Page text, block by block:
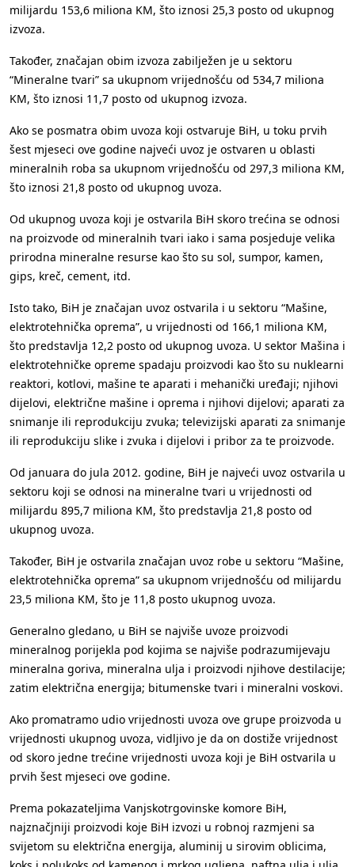
milijardu 153,6 miliona KM, što iznosi 25,3 posto od ukupnog
izvoza.
Također, značajan obim izvoza zabilježen je u sektoru
“Mineralne tvari” sa ukupnom vrijednošću od 534,7 miliona
KM, što iznosi 11,7 posto od ukupnog izvoza.
Ako se posmatra obim uvoza koji ostvaruje BiH, u toku prvih
šest mjeseci ove godine najveći uvoz je ostvaren u oblasti
mineralnih roba sa ukupnom vrijednošću od 297,3 miliona KM,
što iznosi 21,8 posto od ukupnog uvoza.
Od ukupnog uvoza koji je ostvarila BiH skoro trećina se odnosi
na proizvode od mineralnih tvari iako i sama posjeduje velika
prirodna mineralne resurse kao što su sol, sumpor, kamen,
gips, kreč, cement, itd.
Isto tako, BiH je značajan uvoz ostvarila i u sektoru “Mašine,
elektrotehnička oprema”, u vrijednosti od 166,1 miliona KM,
što predstavlja 12,2 posto od ukupnog uvoza. U sektor Mašina i
elektrotehničke opreme spadaju proizvodi kao što su nuklearni
reaktori, kotlovi, mašine te aparati i mehanički uređaji; njihovi
dijelovi, električne mašine i oprema i njihovi dijelovi; aparati za
snimanje ili reprodukciju zvuka; televizijski aparati za snimanje
ili reprodukciju slike i zvuka i dijelovi i pribor za te proizvode.
Od januara do jula 2012. godine, BiH je najveći uvoz ostvarila u
sektoru koji se odnosi na mineralne tvari u vrijednosti od
milijardu 895,7 miliona KM, što predstavlja 21,8 posto od
ukupnog uvoza.
Također, BiH je ostvarila značajan uvoz robe u sektoru “Mašine,
elektrotehnička oprema” sa ukupnom vrijednošću od milijardu
23,5 miliona KM, što je 11,8 posto ukupnog uvoza.
Generalno gledano, u BiH se najviše uvoze proizvodi
mineralnog porijekla pod kojima se najviše podrazumijevaju
mineralna goriva, mineralna ulja i proizvodi njihove destilacije;
zatim električna energija; bitumenske tvari i mineralni voskovi.
Ako promatramo udio vrijednosti uvoza ove grupe proizvoda u
vrijednosti ukupnog uvoza, vidljivo je da on dostiže vrijednost
od skoro jedne trećine vrijednosti uvoza koji je BiH ostvarila u
prvih šest mjeseci ove godine.
Prema pokazateljima Vanjskotrgovinske komore BiH,
najznačjniji proizvodi koje BiH izvozi u robnoj razmjeni sa
svijetom su električna energija, aluminij u sirovim oblicima,